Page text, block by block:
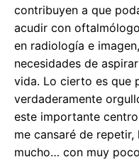
contribuyen a que
acudir con
en radiología e
necesidades de
vida. Lo cierto es que
verdaderamente
este importante
me cansaré de
mucho… con muy